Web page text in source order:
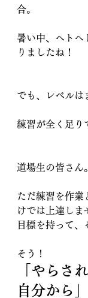
合。
暑い中、ヘトヘ
りましたね！
でも、レベルは
練習が全く足り
道場生の皆さん。
ただ練習を作業
けでは上達しま
目標を持って、
そう！
やらさ
自分から